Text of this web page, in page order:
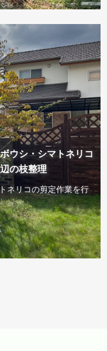
ウシ・シマトネリコ
の枝整理
ネリコの剪定作業を行